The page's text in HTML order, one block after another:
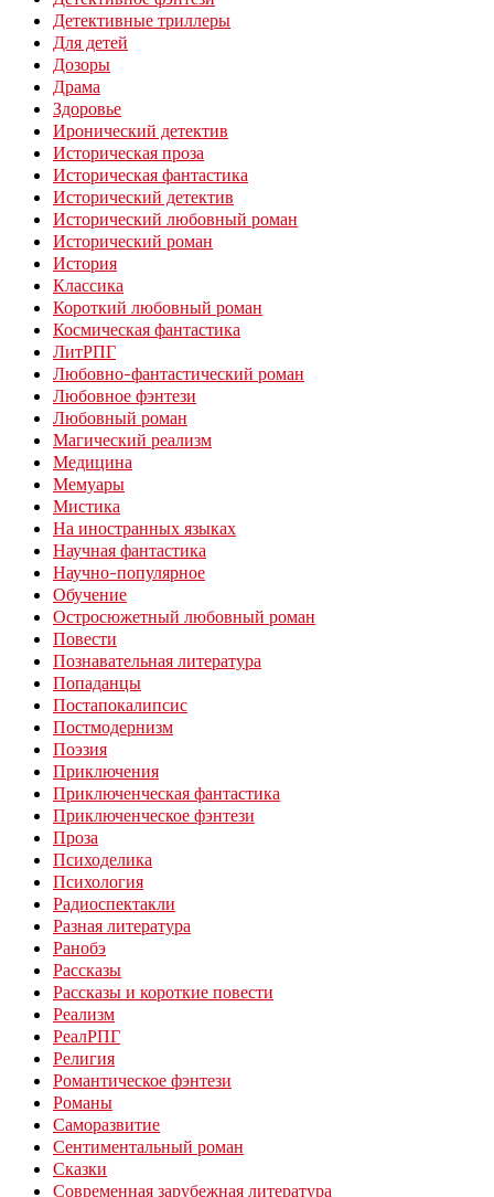
Детективные триллеры
Для детей
Дозоры
Драма
Здоровье
Иронический детектив
Историческая проза
Историческая фантастика
Исторический детектив
Исторический любовный роман
Исторический роман
История
Классика
Короткий любовный роман
Космическая фантастика
ЛитРПГ
Любовно-фантастический роман
Любовное фэнтези
Любовный роман
Магический реализм
Медицина
Мемуары
Мистика
На иностранных языках
Научная фантастика
Научно-популярное
Обучение
Остросюжетный любовный роман
Повести
Познавательная литература
Попаданцы
Постапокалипсис
Постмодернизм
Поэзия
Приключения
Приключенческая фантастика
Приключенческое фэнтези
Проза
Психоделика
Психология
Радиоспектакли
Разная литература
Ранобэ
Рассказы
Рассказы и короткие повести
Реализм
РеалРПГ
Религия
Романтическое фэнтези
Романы
Саморазвитие
Сентиментальный роман
Сказки
Современная зарубежная литература